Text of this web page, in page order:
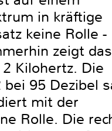
in kräftige
keine Rolle -
zeigt das
Kilohertz. Die
95 Dezibel
mit der
Rolle. Die